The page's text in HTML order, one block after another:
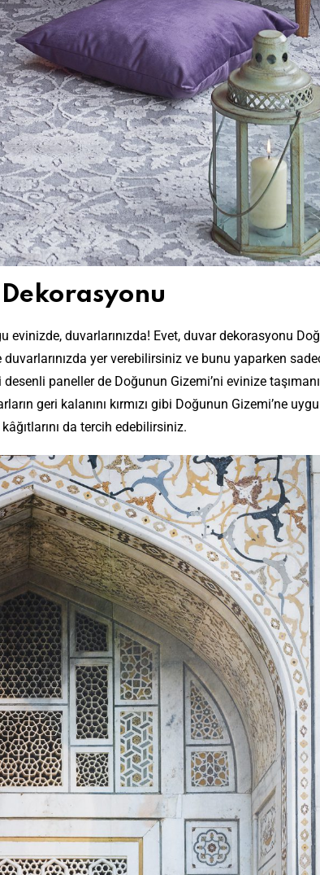
duvarlarınızda! Evet, duvar dekorasyonu
yer verebilirsiniz ve bunu yaparken
paneller de Doğunun Gizemi’ni evinize
geri kalanını kırmızı gibi Doğunun Gizemi’ne
da tercih edebilirsiniz.